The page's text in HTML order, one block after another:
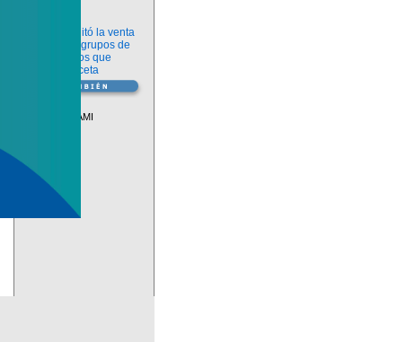
ANMAT habilitó la venta
libre de diez grupos de
medicamentos que
requerían receta
Descuentos PAMI